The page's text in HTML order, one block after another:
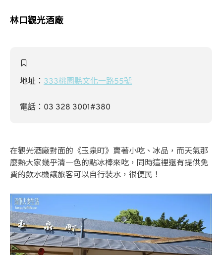
林口觀光酒廠
地址： 333桃園縣文化一路55號
電話：03 328 3001#380
在觀光酒廠對面的《玉泉町》賣著小吃、冰品，而天氣那
麼熱大家幾乎清一色的點冰棒來吃，同時這裡還有提供免
費的飲水機讓旅客可以自行裝水，很便民！